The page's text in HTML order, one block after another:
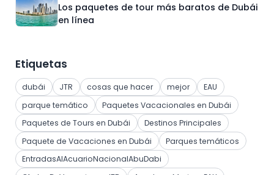
Los paquetes de tour más baratos de Dubái
en línea
Etiquetas
dubái JTR cosas que hacer mejor
EAU
parque temático
Paquetes Vacacionales en Dubái
Paquetes de Tours en Dubái
Destinos Principales
Paquete de Vacaciones en Dubái
Parques temáticos
EntradasAlAcuarioNacionalAbuDabi